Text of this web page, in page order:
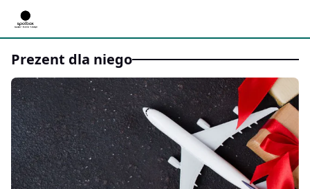
Prezent dla niego